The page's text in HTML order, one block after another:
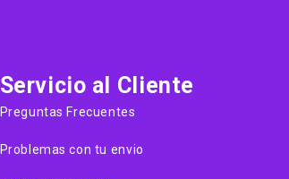
Servicio al Cliente
Preguntas Frecuentes
Problemas con tu envio